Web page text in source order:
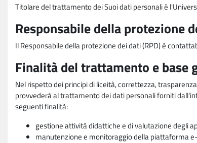
Titolare del trattamento dei Suoi dati personali è
Responsabile della protezione
Il Responsabile della protezione dei dati (RPD) è
Finalità del trattamento e base
Nel rispetto dei principi di liceità, correttezza,
provvederà al trattamento dei dati personali forniti
seguenti finalità:
gestione attività didattiche e di valutazione degli
manutenzione e monitoraggio della piattaforma